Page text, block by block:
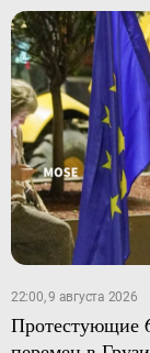
22:00, 9 августа 2026
Протестующие